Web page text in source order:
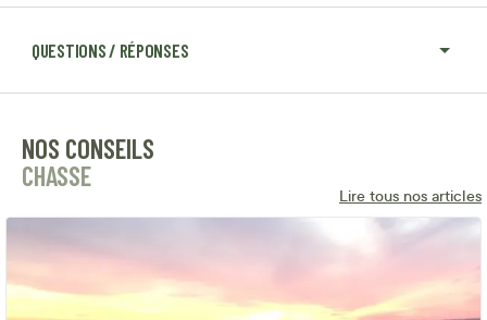
QUESTIONS / RÉPONSES
NOS CONSEILS
CHASSE
Lire tous nos articles